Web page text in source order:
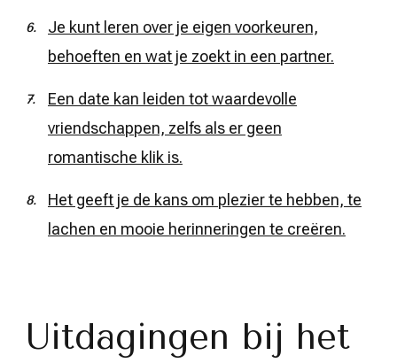
Je kunt leren over je eigen voorkeuren,
behoeften en wat je zoekt in een partner.
Een date kan leiden tot waardevolle
vriendschappen, zelfs als er geen
romantische klik is.
Het geeft je de kans om plezier te hebben, te
lachen en mooie herinneringen te creëren.
Uitdagingen bij het